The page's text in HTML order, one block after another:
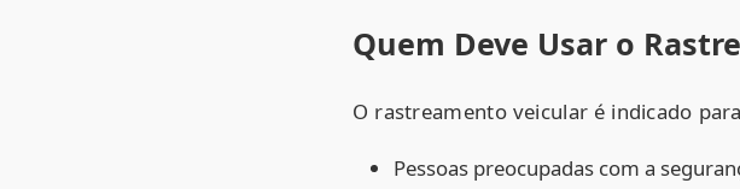
Quem Deve Usar o
O rastreamento veicular é indicado
Pessoas preocupadas com a